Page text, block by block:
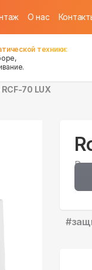
О нас
техники:
70 LUX
#